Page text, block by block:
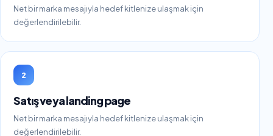
Net bir marka mesajıyla hedef kitlenize ulaşmak için
değerlendirilebilir.
2
Satış veya landing page
Net bir marka mesajıyla hedef kitlenize ulaşmak için
değerlendirilebilir.